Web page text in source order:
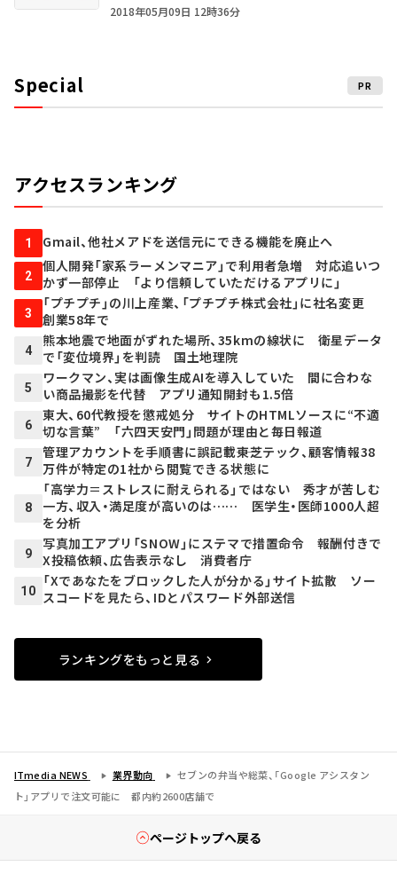
2018年05月09日 12時36分
Special PR
アクセスランキング
1 Gmail、他社メアドを送信元にできる機能を廃止へ
2
個人開発「家系ラーメンマニア」で利用者急増 対応追いつ
かず一部停止 「より信頼していただけるアプリに」
3
「プチプチ」の川上産業、「プチプチ株式会社」に社名変更
創業58年で
4
熊本地震で地面がずれた場所、35kmの線状に 衛星データ
で「変位境界」を判読 国土地理院
5
ワークマン、実は画像生成AIを導入していた 間に合わな
い商品撮影を代替 アプリ通知開封も1.5倍
6
東大、60代教授を懲戒処分 サイトのHTMLソースに“不適
切な言葉” 「六四天安門」問題が理由と毎日報道
7
管理アカウントを手順書に誤記載――東芝テック、顧客情報38
万件が特定の1社から閲覧できる状態に
8
「高学力＝ストレスに耐えられる」ではない 秀才が苦しむ
一方、収入・満足度が高いのは…… 医学生・医師1000人超
を分析
9
写真加工アプリ「SNOW」にステマで措置命令 報酬付きで
X投稿依頼、広告表示なし 消費者庁
10
「Xであなたをブロックした人が分かる」サイト拡散 ソー
スコードを見たら、IDとパスワード外部送信
ランキングをもっと見る
ITmedia NEWS 業界動向
セブンの弁当や総菜、「Google アシスタン
ト」アプリで注文可能に 都内約2600店舗で
ページトップへ戻る